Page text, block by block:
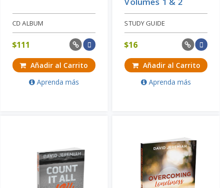
CD ALBUM
$111
Añadir al Carrito
Aprenda más
STUDY GUIDE
$16
Añadir al Carrito
Aprenda más